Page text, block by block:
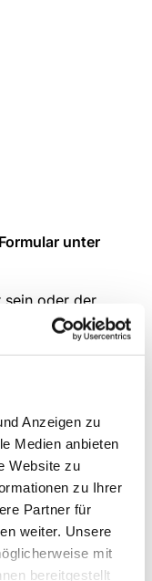
Anzeigen zu
Medien anbieten
Website zu
zu Ihrer
Partner für
weiter. Unsere
mit
bereitgestellt
unter
sein oder der
hier auf die
frei wird oder